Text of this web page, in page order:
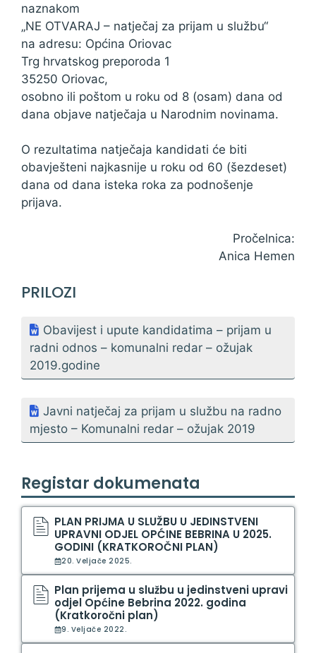
naznakom
„NE OTVARAJ – natječaj za prijam u službu“
na adresu: Općina Oriovac
Trg hrvatskog preporoda 1
35250 Oriovac,
osobno ili poštom u roku od 8 (osam) dana od
dana objave natječaja u Narodnim novinama.
O rezultatima natječaja kandidati će biti
obavješteni najkasnije u roku od 60 (šezdeset)
dana od dana isteka roka za podnošenje
prijava.
Pročelnica:
Anica Hemen
PRILOZI
Obavijest i upute kandidatima – prijam u
radni odnos – komunalni redar – ožujak
2019.godine
Javni natječaj za prijam u službu na radno
mjesto – Komunalni redar – ožujak 2019
Registar dokumenata
PLAN PRIJMA U SLUŽBU U JEDINSTVENI
UPRAVNI ODJEL OPĆINE BEBRINA U 2025.
GODINI (KRATKOROČNI PLAN)
20. Veljače 2025.
Plan prijema u službu u jedinstveni upravi
odjel Općine Bebrina 2022. godina
(Kratkoročni plan)
9. Veljače 2022.